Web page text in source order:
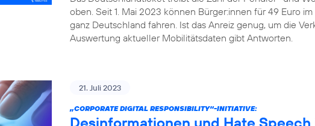
oben. Seit 1. Mai 2023 können Bürger:innen für 49 Euro
ganz Deutschland fahren. Ist das Anreiz genug, um die
Auswertung aktueller Mobilitätsdaten gibt Antworten.
21. Juli 2023
„CORPORATE DIGITAL RESPONSIBILITY“-INITIATIVE:
Desinformationen und Hate